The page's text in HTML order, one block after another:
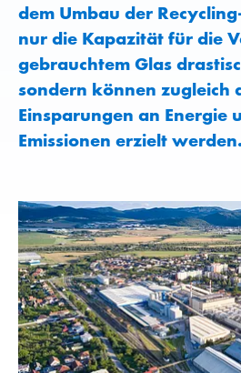
dem Umbau der
nur die Kapazität für die
gebrauchtem Glas
sondern können zugleich
Einsparungen an Energie
Emissionen erzielt werden.